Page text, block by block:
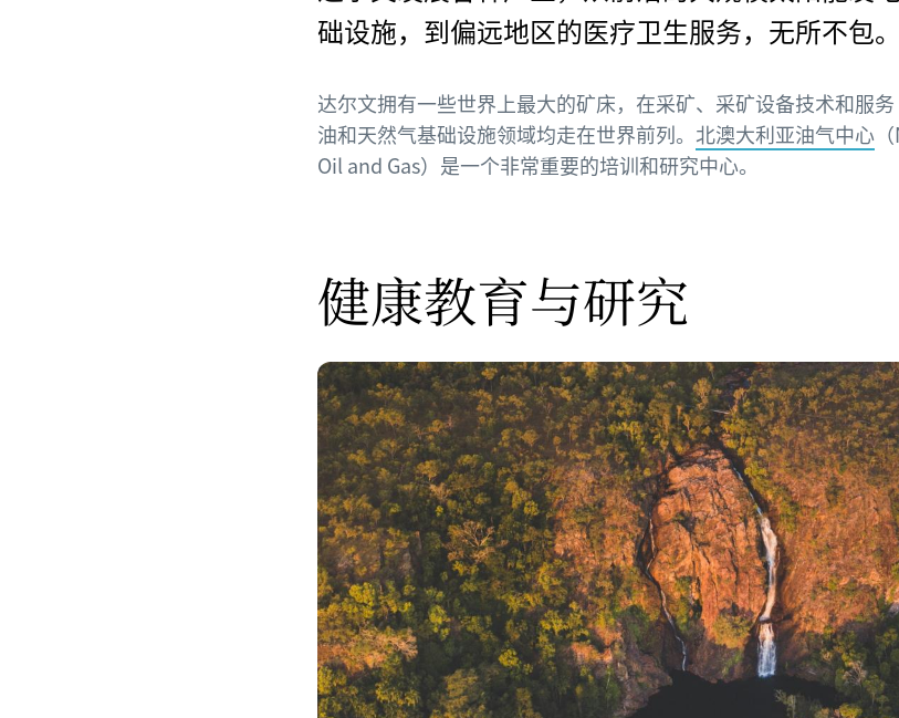
础设施，到偏远地区的医疗卫生服务，无所不包。
达尔文拥有一些世界上最大的矿床，在采矿、采矿设备技术和服
油和天然气基础设施领域均走在世界前列。 北澳大利亚油气中心
Oil and Gas）是一个非常重要的培训和研究中心。
健康教育与研究